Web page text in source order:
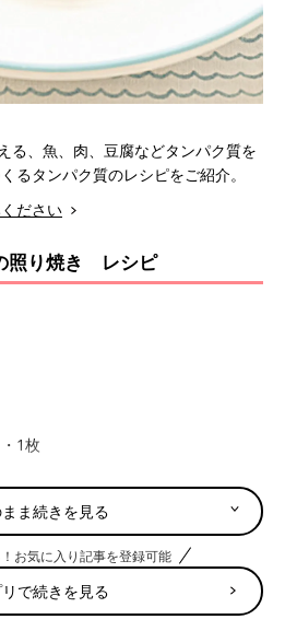
る、魚、肉、豆腐などタンパク質を
るタンパク質のレシピをご紹介。
ださい
照り焼き レシピ
1枚
ま続きを見る
お気に入り記事を登録可能
で続きを見る